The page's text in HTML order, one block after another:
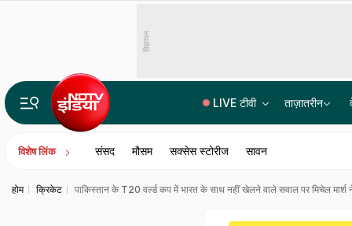
विज्ञापन
LIVE टीवी ताज़ातरीन
विशेष लिंक संसद मौसम सक्सेस स्टोरीज सावन
होम क्रिकेट पाकिस्तान के T20 वर्ल्ड कप में भारत के साथ नहीं खेलने वाले सवाल पर मिचेल मार्श